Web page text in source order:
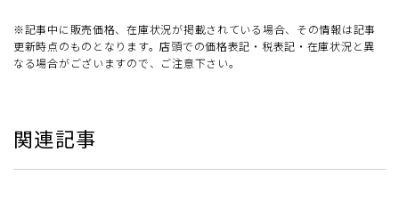
※記事中に販売価格、在庫状況が掲載されている場合、その情報は記事
更新時点のものとなります。店頭での価格表記・税表記・在庫状況と異
なる場合がございますので、ご注意下さい。
関連記事